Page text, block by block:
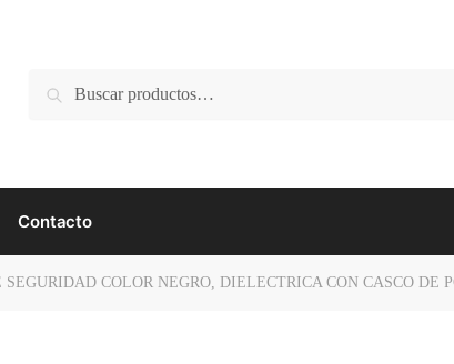
Buscar
Contacto
SEGURIDAD COLOR NEGRO, DIELECTRICA CON CASCO DE